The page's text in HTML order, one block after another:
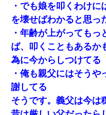
・でも娘を叩くわけ
を壊せばわかると思っ
・年齢が上がっても
ば、叩くこともあるか
為に今からしつけてる
・俺も親父にはそう
謝してる
そうです。義父は今は